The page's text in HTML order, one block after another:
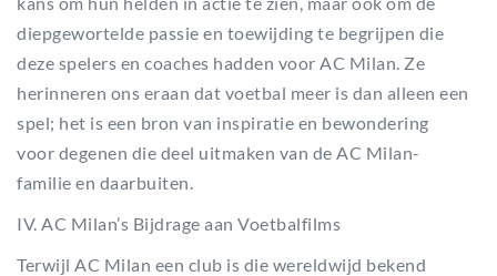
diepgewortelde passie en toewijding te begrijpen die
deze spelers en coaches hadden voor AC Milan. Ze
herinneren ons eraan dat voetbal meer is dan alleen een
spel; het is een bron van inspiratie en bewondering
voor degenen die deel uitmaken van de AC Milan-
familie en daarbuiten.
IV. AC Milan’s Bijdrage aan Voetbalfilms
Terwijl AC Milan een club is die wereldwijd bekend